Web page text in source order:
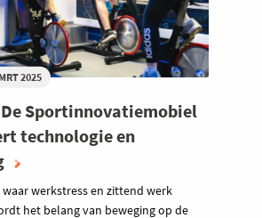
2025
Sportinnovatiemobiel
technologie en
werkstress en zittend werk
het belang van beweging op de